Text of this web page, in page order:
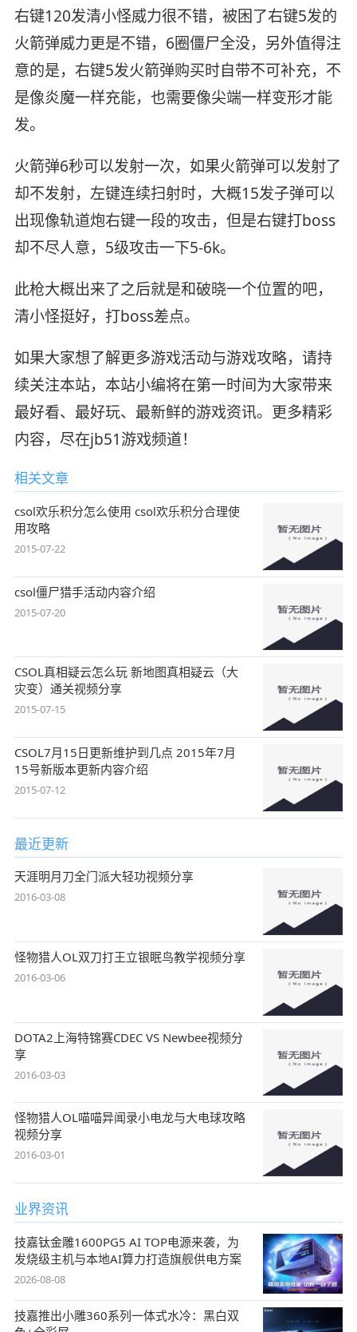
右键120发清小怪威力很不错，被困了右键5发的
火箭弹威力更是不错，6圈僵尸全没，另外值得注
意的是，右键5发火箭弹购买时自带不可补充，不
是像炎魔一样充能，也需要像尖端一样变形才能
发。
火箭弹6秒可以发射一次，如果火箭弹可以发射了
却不发射，左键连续扫射时，大概15发子弹可以
出现像轨道炮右键一段的攻击，但是右键打boss
却不尽人意，5级攻击一下5-6k。
此枪大概出来了之后就是和破晓一个位置的吧，
清小怪挺好，打boss差点。
如果大家想了解更多游戏活动与游戏攻略，请持
续关注本站，本站小编将在第一时间为大家带来
最好看、最好玩、最新鲜的游戏资讯。更多精彩
内容，尽在jb51游戏频道！
相关文章
csol欢乐积分怎么使用 csol欢乐积分合理使
用攻略
2015-07-22
csol僵尸猎手活动内容介绍
2015-07-20
CSOL真相疑云怎么玩 新地图真相疑云（大
灾变）通关视频分享
2015-07-15
CSOL7月15日更新维护到几点 2015年7月
15号新版本更新内容介绍
2015-07-12
最近更新
天涯明月刀全门派大轻功视频分享
2016-03-08
怪物猎人OL双刀打王立银眠鸟教学视频分享
2016-03-06
DOTA2上海特锦赛CDEC VS Newbee视频分
享
2016-03-03
怪物猎人OL喵喵异闻录小电龙与大电球攻略
视频分享
2016-03-01
业界资讯
技嘉钛金雕1600PG5 AI TOP电源来袭，为
发烧级主机与本地AI算力打造旗舰供电方案
2026-08-08
技嘉推出小雕360系列一体式水冷：黑白双